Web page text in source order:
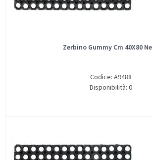
Zerbino Gummy Cm 40X80
Codice: A9488
Disponibilità: 0